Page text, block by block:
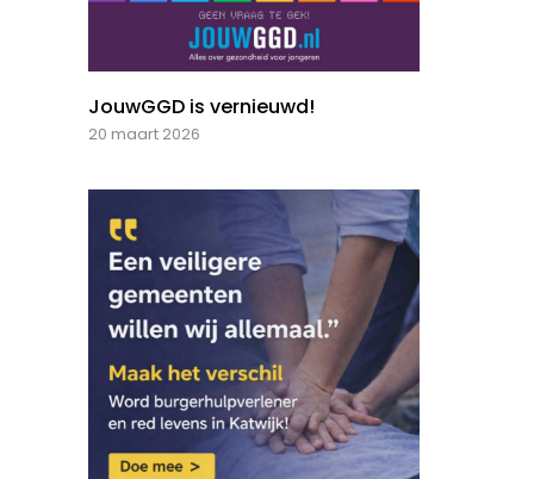
JouwGGD is vernieuwd!
20 maart 2026